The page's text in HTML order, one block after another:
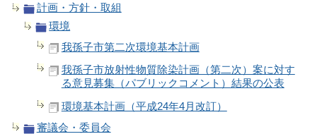
計画・方針・取組
環境
我孫子市第二次環境基本計画
我孫子市放射性物質除染計画（第二次）案に対す
る意見募集（パブリックコメント）結果の公表
環境基本計画（平成24年4月改訂）
審議会・委員会